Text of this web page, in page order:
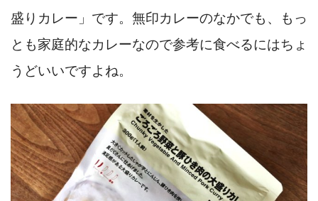
盛りカレー」です。無印カレーのなかでも、もっ
とも家庭的なカレーなので参考に食べるにはちょ
うどいいですよね。